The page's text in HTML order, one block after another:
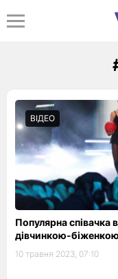
ВІДЕО
Популярна співачка
дівчинкою-біженкою
10 травня 2023, 07:10